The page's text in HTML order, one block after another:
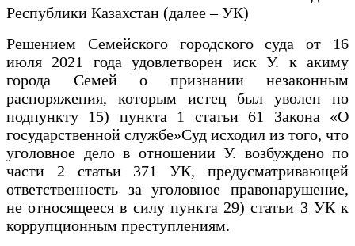
Республики Казахстан (далее – УК)
Решением Семейского городского суда от 16
июля 2021 года удовлетворен иск У. к акиму
города Семей о признании незаконным
распоряжения, которым истец был уволен по
подпункту 15) пункта 1 статьи 61 Закона «О
государственной службе»Суд исходил из того, что
уголовное дело в отношении У. возбуждено по
части 2 статьи 371 УК, предусматривающей
ответственность за уголовное правонарушение,
не относящееся в силу пункта 29) статьи 3 УК к
коррупционным преступлениям.